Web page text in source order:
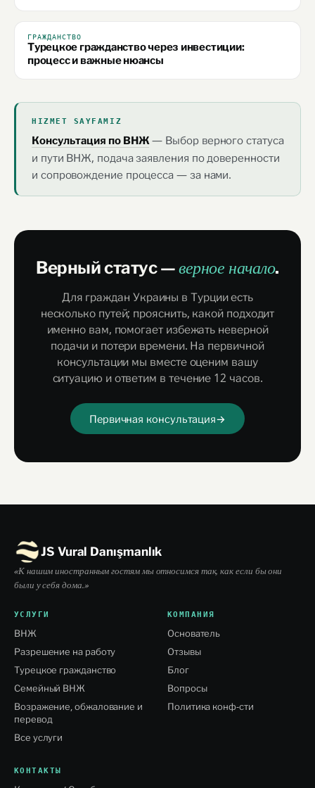
ГРАЖДАНСТВО
Турецкое гражданство через инвестиции:
процесс и важные нюансы
HIZMET SAYFAMIZ
Консультация по ВНЖ— Выбор верного статуса
и пути ВНЖ, подача заявления по доверенности
и сопровождение процесса — за нами.
Верный статус —верное начало.
Для граждан Украины в Турции есть
несколько путей; прояснить, какой подходит
именно вам, помогает избежать неверной
подачи и потери времени. На первичной
консультации мы вместе оценим вашу
ситуацию и ответим в течение 12 часов.
Первичная консультация→
JS Vural Danışmanlık
«К нашим иностранным гостям мы относимся так, как если бы они
были у себя дома.»
УСЛУГИ
ВНЖ
Разрешение на работу
Турецкое гражданство
Семейный ВНЖ
Возражение, обжалование и
перевод
Все услуги
КОМПАНИЯ
Основатель
Отзывы
Блог
Вопросы
Политика конф-сти
КОНТАКТЫ